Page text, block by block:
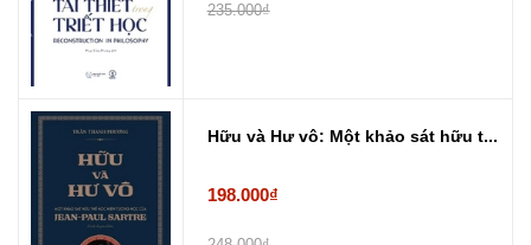
235.000₫
Hữu và Hư vô: Một khảo sát hữu t...
198.000₫